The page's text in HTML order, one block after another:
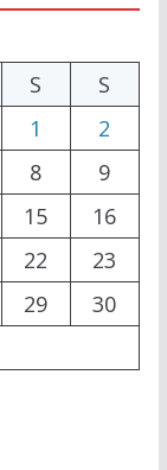
S
S
1
2
8
9
15
16
22
23
29
30